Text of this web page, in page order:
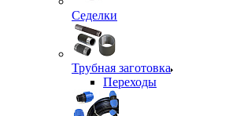
Седелки
Трубная заготовка
Переходы